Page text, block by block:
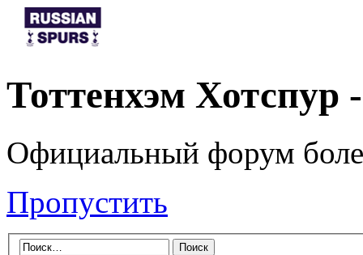
Тоттенхэм
Официальный форум
Пропустить